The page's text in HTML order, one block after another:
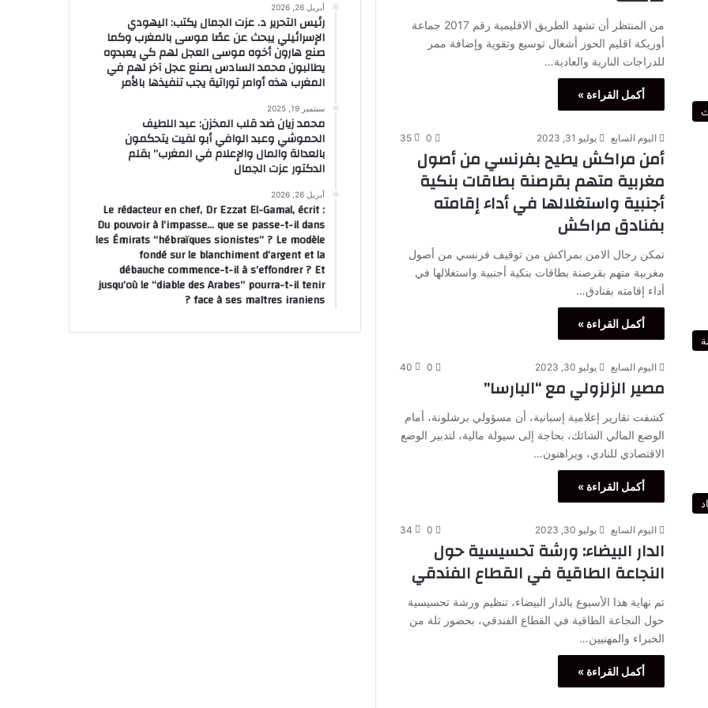
من المنتظر أن تشهد الطريق الاقليمية رقم 2017 جماعة
أوريكة اقليم الحوز أشغال توسيع وتقوية وإضافة ممر
للدراجات النارية والعادية…
أكمل القراءة »
اليوم السابع يوليو 31, 2023 0
35
أمن مراكش يطيح بفرنسي من أصول
مغربية متهم بقرصنة بطاقات بنكية
أجنبية واستغلالها في أداء إقامته
بفنادق مراكش
تمكن رجال الامن بمراكش من توقيف فرنسي من أصول
مغربية متهم بقرصنة بطاقات بنكية أجنبية واستغلالها في
أداء إقامته بفنادق…
أكمل القراءة »
اليوم السابع يوليو 30, 2023 0
40
مصير الزلزولي مع “البارسا”
كشفت تقارير إعلامية إسبانية، أن مسؤولي برشلونة، أمام
الوضع المالي الشائك، بحاجة إلى سيولة مالية، لتدبير الوضع
الاقتصادي للنادي، ويراهنون…
أكمل القراءة »
اليوم السابع يوليو 30, 2023 0
34
الدار البيضاء: ورشة تحسيسية حول
النجاعة الطاقية في القطاع الفندقي
تم نهاية هذا الأسبوع بالدار البيضاء، تنظيم ورشة تحسيسية
حول النجاعة الطاقية في القطاع الفندقي، بحضور ثلة من
الخبراء والمهنيين…
أكمل القراءة »
أبريل 26, 2026
رئيس التحرير د. عزت الجمال يكتب: اليهودي
الإسرائيلي يبحث عن عصًا موسى بالمغرب وكما
صنع هارون أخوه موسى العجل لهم كي يعبدوه
يطالبون محمد السادس بصنع عجل آخر لهم في
المغرب هذه أوامر توراتية يجب تنفيذها بالأمر
سبتمبر 19, 2025
محمد زيان ضد قلب المخزن: عبد اللطيف
الحموشي وعبد الوافي أبو لفيت يتحكمون
بالعدالة والمال والإعلام في المغرب” بقلم
الدكتور عزت الجمال
أبريل 26, 2026
Le rédacteur en chef, Dr Ezzat El-Gamal, écrit :
Du pouvoir à l’impasse… que se passe-t-il dans
les Émirats “hébraïques sionistes” ? Le modèle
fondé sur le blanchiment d’argent et la
débauche commence-t-il à s’effondrer ? Et
jusqu’où le “diable des Arabes” pourra-t-il tenir
face à ses maîtres iraniens ?